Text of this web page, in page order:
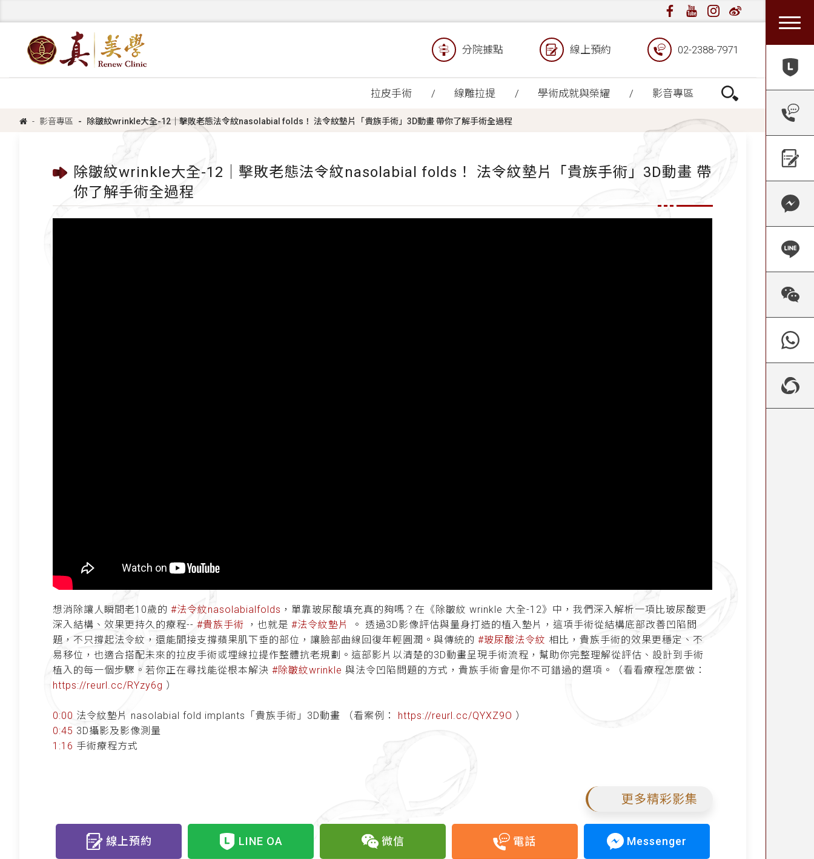
分院據點 線上預約 02-2388-7971
拉皮手術 線雕拉提 學術成就與榮耀 影音專區
影音專區 除皺紋wrinkle大全-12｜擊敗老態法令紋nasolabial folds！ 法令紋墊片「貴族手術」3D動畫 帶你了解手術全過程
除皺紋wrinkle大全-12｜擊敗老態法令紋nasolabial folds！ 法令紋墊片「貴族手術」3D動畫 帶
你了解手術全過程
想消除讓人瞬間老10歲的#法令紋nasolabialfolds ，單靠玻尿酸填充真的夠嗎？在《除皺紋 wrinkle 大全-12》中，我們深入解析一項比玻尿酸更
深入結構、效果更持久的療程--#貴族手術 ，也就是#法令紋墊片
。 透過3D影像評估與量身打造的植入墊片，這項手術從結構底部改善凹陷問
題，不只撐起法令紋，還能間接支撐蘋果肌下垂的部位，讓臉部曲線回復年輕圓潤。與傳統的#玻尿酸法令紋 相比，貴族手術的效果更穩定、不
易移位，也適合搭配未來的拉皮手術或埋線拉提作整體抗老規劃。這部影片以清楚的3D動畫呈現手術流程，幫助你完整理解從評估、設計到手術
植入的每一個步驟。若你正在尋找能從根本解決#除皺紋wrinkle 與法令凹陷問題的方式，貴族手術會是你不可錯過的選項。（看看療程怎麼做：
https://reurl.cc/RYzy6g ）
0:00 法令紋墊片 nasolabial fold implants「貴族手術」3D動畫 （看案例： https://reurl.cc/QYXZ9O ）
0:45 3D攝影及影像測量
1:16 手術療程方式
更多精彩影集
線上預約 LINE OA 微信 電話 Messenger